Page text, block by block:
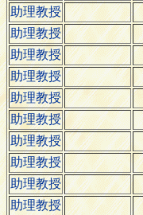
助理教授
助理教授
助理教授
助理教授
助理教授
助理教授
助理教授
助理教授
助理教授
助理教授